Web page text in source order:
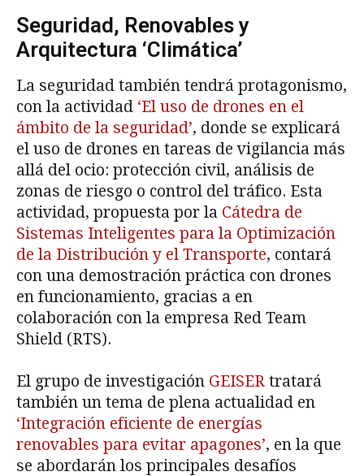
Seguridad, Renovables y
Arquitectura ‘Climática’
La seguridad también tendrá protagonismo,
con la actividad ‘El uso de drones en el
ámbito de la seguridad’, donde se explicará
el uso de drones en tareas de vigilancia más
allá del ocio: protección civil, análisis de
zonas de riesgo o control del tráfico. Esta
actividad, propuesta por la Cátedra de
Sistemas Inteligentes para la Optimización
de la Distribución y el Transporte, contará
con una demostración práctica con drones
en funcionamiento, gracias a en
colaboración con la empresa Red Team
Shield (RTS).
El grupo de investigación GEISER tratará
también un tema de plena actualidad en
‘Integración eficiente de energías
renovables para evitar apagones’, en la que
se abordarán los principales desafíos